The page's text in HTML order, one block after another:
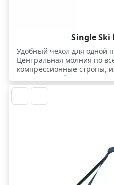
Single Ski
Удобный чехол для одной
Центральная молния по
компрессионные стропы,
минимальный вес.